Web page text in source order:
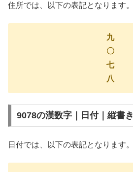
住所では、以下の表記となります。
九
〇
七
八
9078の漢数字｜日付｜縦書き
日付では、以下の表記となります。